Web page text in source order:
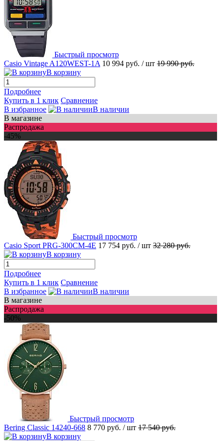
Быстрый просмотр
Casio Vintage A120WEST-1A 10 994 руб. / шт 19 990 руб.
В корзину
Подробнее
Купить в 1 клик Сравнение
В избранное
В наличии
В магазине
Распродажа
-45%
Быстрый просмотр
Casio Sport PRG-300CM-4E 17 754 руб. / шт 32 280 руб.
В корзину
Подробнее
Купить в 1 клик Сравнение
В избранное
В наличии
В магазине
Распродажа
-50%
Быстрый просмотр
Bering Classic 14240-668 8 770 руб. / шт 17 540 руб.
В корзину